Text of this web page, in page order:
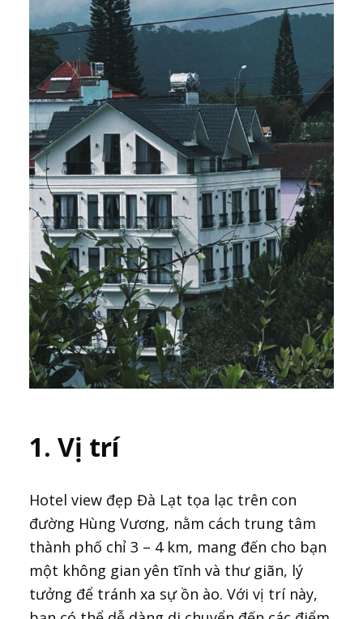
1. Vị trí
Hotel view đẹp Đà Lạt tọa lạc trên con
đường Hùng Vương, nằm cách trung tâm
thành phố chỉ 3 – 4 km, mang đến cho bạn
một không gian yên tĩnh và thư giãn, lý
tưởng để tránh xa sự ồn ào. Với vị trí này,